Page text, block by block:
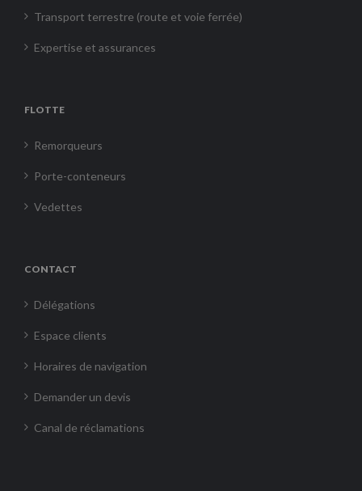
Transport terrestre (route et voie ferrée)
Expertise et assurances
FLOTTE
Remorqueurs
Porte-conteneurs
Vedettes
CONTACT
Délégations
Espace clients
Horaires de navigation
Demander un devis
Canal de réclamations